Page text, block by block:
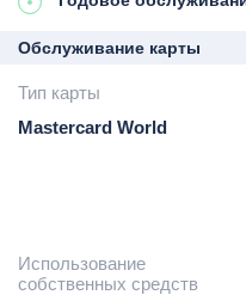
Обслуживание карты
Тип карты
Mastercard World
Использование
собственных средств